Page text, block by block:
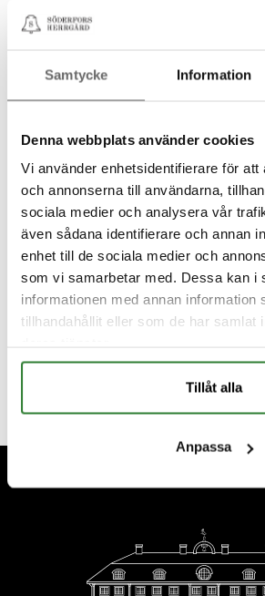
Samtycke Information
Denna webbplats använder cookies
Vi använder enhetsidentifierare för att
och annonserna till användarna,
sociala medier och analysera vår
även sådana identifierare och annan
enhet till de sociala medier och
som vi samarbetar med. Dessa kan i
informationen med annan information
tillhandahållit eller som de har samlat
Tillåt alla
Anpassa